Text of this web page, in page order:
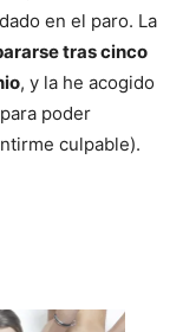
en el paro. La
tras cinco
, y la he acogido
poder
culpable).